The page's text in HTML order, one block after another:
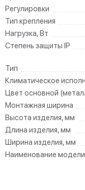
Регулировки
Тип крепления
Нагрузка, Вт
Степень защиты IP
Тип
Климатическое
Цвет основной
Монтажная ширина
Высота изделия, мм
Длина изделия, мм
Ширина изделия, мм
Наименование модели